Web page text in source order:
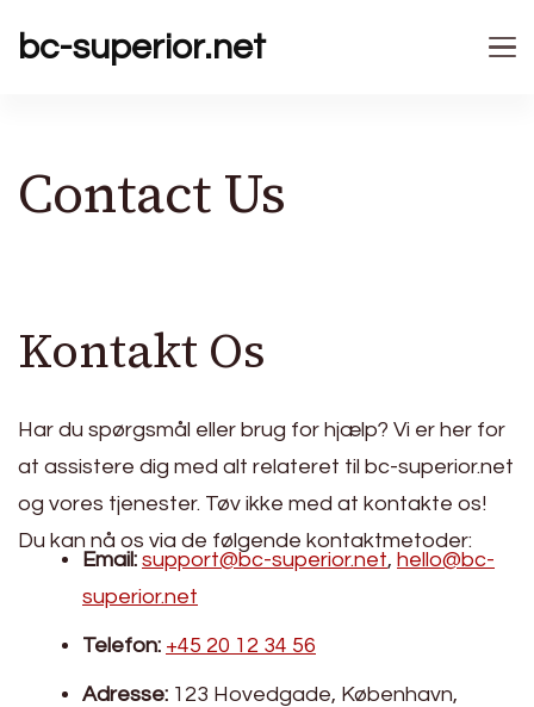
bc-superior.net
Contact Us
Kontakt Os
Har du spørgsmål eller brug for hjælp? Vi er her for
at assistere dig med alt relateret til bc-superior.net
og vores tjenester. Tøv ikke med at kontakte os!
Du kan nå os via de følgende kontaktmetoder:
Email: support@bc-superior.net, hello@bc-
superior.net
Telefon: +45 20 12 34 56
Adresse: 123 Hovedgade, København,